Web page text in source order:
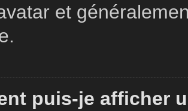
et
puis-je afficher